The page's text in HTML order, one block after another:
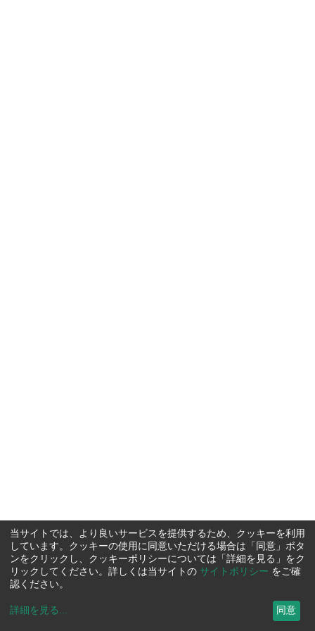
当サイトでは、より良いサービスを提供するため、クッキーを利用
しています。クッキーの使用に同意いただける場合は「同意」ボタ
ンをクリックし、クッキーポリシーについては「詳細を見る」をク
リックしてください。詳しくは当サイトの サイトポリシー をご確
認ください。
詳細を見る ... 同意